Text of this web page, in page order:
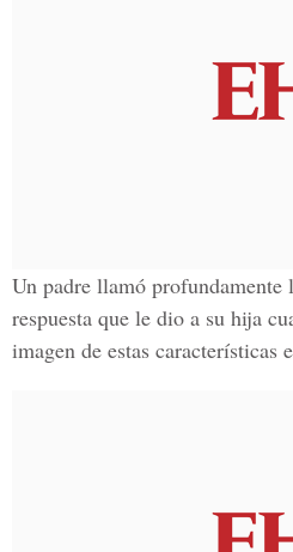
Un padre llamó profundamente
respuesta que le dio a su hija
imagen de estas características